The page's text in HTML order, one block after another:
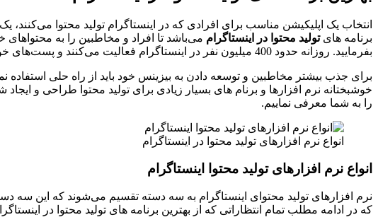
انتخاب یک اپلیکیشن مناسب برای افرادی که در اینستاگرام تولید محتوا
برنامه هایتولید محتوا در اینستاگرام می‌باشد تا افراد و مخاطبین را به
بفرمایید. روزانه حدود 400 میلیون نفر در اینستاگرام فعالیت می‌کنند و پست‌های خود را به اشتراک می‌گذارند و خیلی از آن‌ها با این کار محصولات یا خدماتشان را به فروش می‌رسانند.
برای جذب بیشتر مخاطبین و توسعه دادن به بیزینس خود باید از راه حلی استفاده
خوشبختانه نرم افزارها و برنام های بسیار زیادی برای تولید محتوا طراحی و
را به شما معرفی نماییم.
انواع نرم ‌افزار‌های تولید محتوا در اینستاگرام
انواع نرم ‌افزار‌های تولید محتوا اینستاگرام
نرم افزارهای تولید محتوای اینستاگرام به سه دسته تقسیم می‌شوند که این سه
که در ادامه مطلب تمام انتظاراتی که از بهترین برنامه های تولید محتوا در